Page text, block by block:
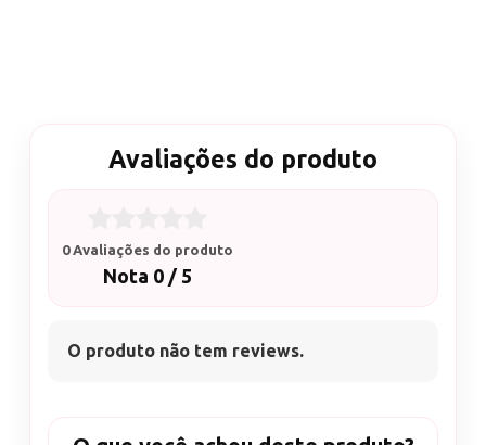
Avaliações do produto
0 Avaliações do produto
Nota 0 / 5
O produto não tem reviews.